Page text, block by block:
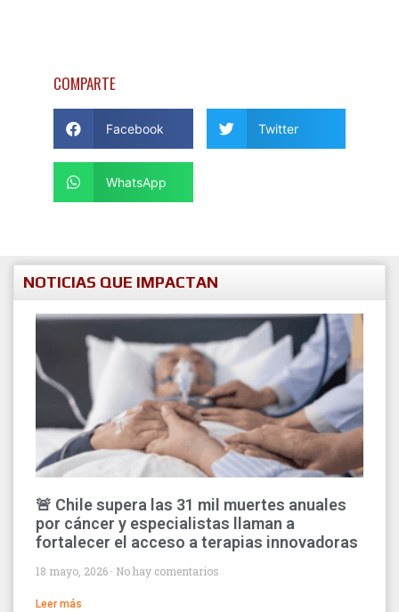
COMPARTE
Facebook Twitter
WhatsApp
NOTICIAS QUE IMPACTAN
🚨 Chile supera las 31 mil muertes anuales
por cáncer y especialistas llaman a
fortalecer el acceso a terapias innovadoras
18 mayo, 2026 No hay comentarios
Leer más